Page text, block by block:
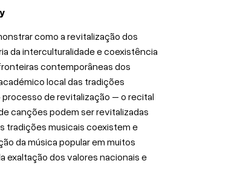
como a revitalização dos
da interculturalidade e coexistência
contemporâneas dos
local das tradições
de revitalização – o recital
canções podem ser revitalizadas
tradições musicais coexistem e
da música popular em muitos
exaltação dos valores nacionais e